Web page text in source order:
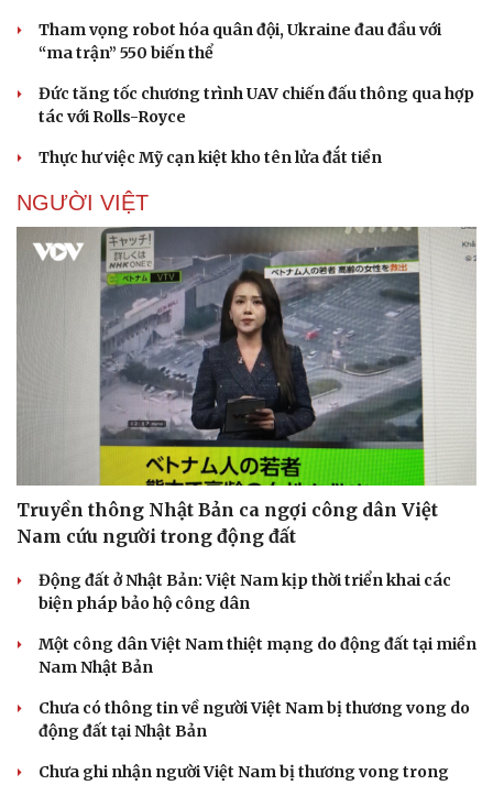
Tham vọng robot hóa quân đội, Ukraine đau đầu với
“ma trận” 550 biến thể
Đức tăng tốc chương trình UAV chiến đấu thông qua hợp
tác với Rolls-Royce
Thực hư việc Mỹ cạn kiệt kho tên lửa đắt tiền
NGƯỜI VIỆT
Truyền thông Nhật Bản ca ngợi công dân Việt
Nam cứu người trong động đất
Động đất ở Nhật Bản: Việt Nam kịp thời triển khai các
biện pháp bảo hộ công dân
Một công dân Việt Nam thiệt mạng do động đất tại miền
Nam Nhật Bản
Chưa có thông tin về người Việt Nam bị thương vong do
động đất tại Nhật Bản
Chưa ghi nhận người Việt Nam bị thương vong trong